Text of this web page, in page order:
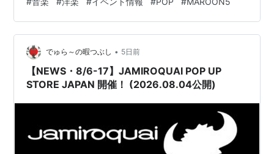
日(日) / 台湾 / 高雄ナショナル・スタジアム 2027年1月
27日(水) / 韓国 / …
でゅら～の暇つぶし • 5日前
【NEWS・8/6-17】JAMIROQUAI POP UP
STORE JAPAN 開催！ (2026.08.04公開)